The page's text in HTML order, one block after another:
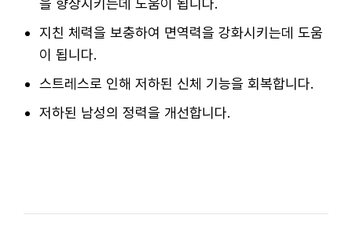
지친 체력을 보충하여 면역력을 강화시키는데 도움
이 됩니다.
스트레스로 인해 저하된 신체 기능을 회복합니다.
저하된 남성의 정력을 개선합니다.